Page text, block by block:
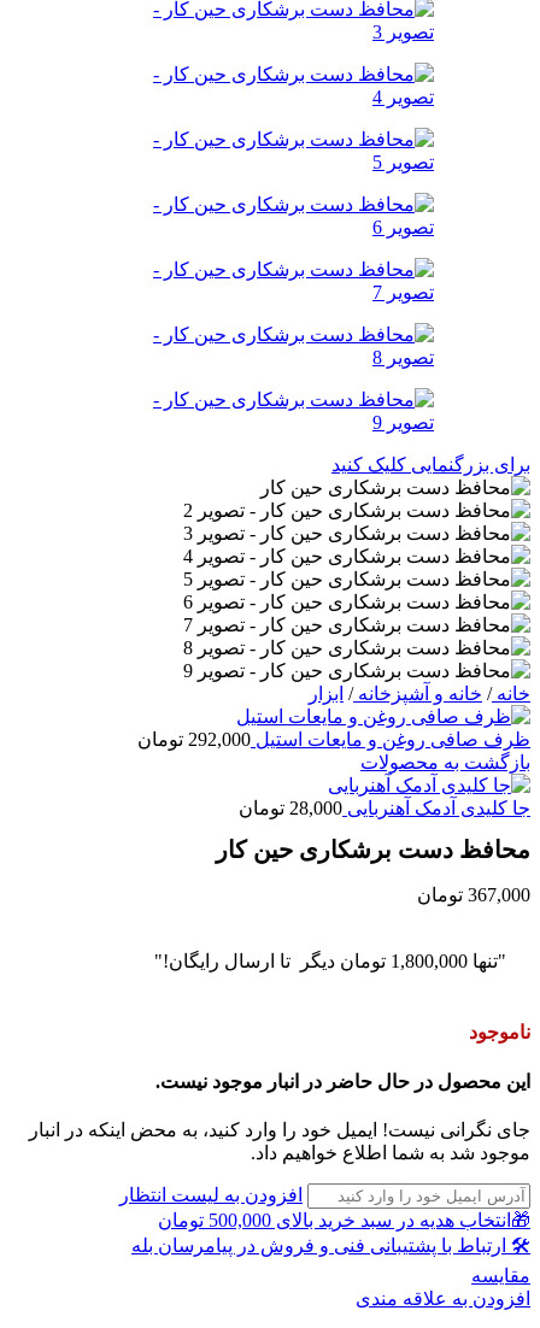
برای بزرگنمایی کلیک کنید
خانه/ خانه و آشپزخانه/ ابزار
ظرف صافی روغن و مایعات استیل 292,000 تومان
بازگشت به محصولات
جا کلیدی آدمک آهنربایی 28,000 تومان
محافظ دست برشکاری حین کار
367,000 تومان
"تنها 1,800,000 تومان دیگر تا ارسال رایگان!"
ناموجود
این محصول در حال حاضر در انبار موجود نیست.
جای نگرانی نیست! ایمیل خود را وارد کنید، به محض اینکه در انبار
موجود شد به شما اطلاع خواهیم داد.
افزودن به لیست انتظار
🎁انتخاب هدیه در سبد خرید بالای 500,000 تومان
🛠 ارتباط با پشتیبانی فنی و فروش در پیامرسان بله
مقايسه
افزودن به علاقه مندی